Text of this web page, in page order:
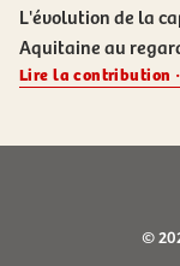
L'évolution de la
Aquitaine au
Lire la contribution
©